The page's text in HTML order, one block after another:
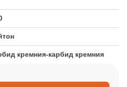
кремния-карбид кремния